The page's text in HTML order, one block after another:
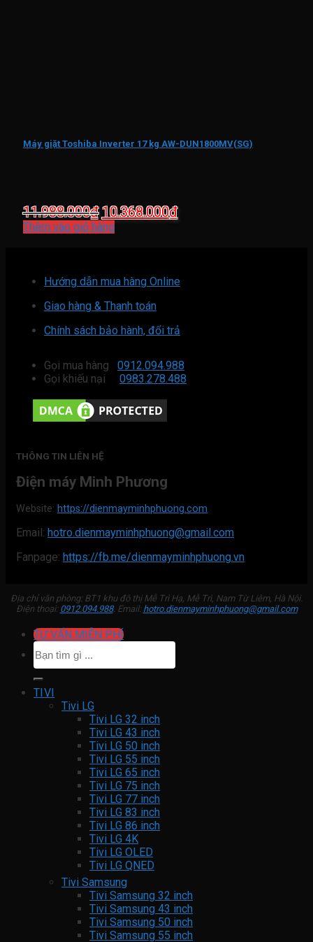
Máy giặt Toshiba Inverter 17 kg AW-DUN1800MV(SG)
11.988.000₫ Giá
gốc
10.368.000₫Giá
10.368.000₫.
Thêm vào giỏ hàng
Hướng dẫn mua hàng Online
Giao hàng & Thanh toán
Chính sách bảo hành, đổi trả
Gọi mua hàng 0912.094.988
Gọi khiếu nại 0983.278.488
THÔNG TIN LIÊN HỆ
Điện máy Minh Phương
Website: https://dienmayminhphuong.com
Email: hotro.dienmayminhphuong@gmail.com
Fanpage: https://fb.me/dienmayminhphuong.vn
Địa chỉ văn phòng: BT1 khu đô thị Mễ Trì Hạ, Mễ Trì, Nam Từ Liêm, Hà Nội.
Điện thoại: 0912.094.988. Email: hotro.dienmayminhphuong@gmail.com
TƯ VẤN MIỄN PHÍ
Tìm
kiếm:
TIVI
Tivi LG
Tivi LG 32 inch
Tivi LG 43 inch
Tivi LG 50 inch
Tivi LG 55 inch
Tivi LG 65 inch
Tivi LG 75 inch
Tivi LG 77 inch
Tivi LG 83 inch
Tivi LG 86 inch
Tivi LG 4K
Tivi LG OLED
Tivi LG QNED
Tivi Samsung
Tivi Samsung 32 inch
Tivi Samsung 43 inch
Tivi Samsung 50 inch
Tivi Samsung 55 inch